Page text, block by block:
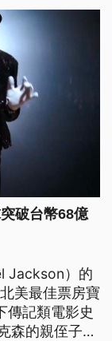
破台幣68億
Jackson）的
美最佳票房寶
傳記類電影史
森的親侄子主